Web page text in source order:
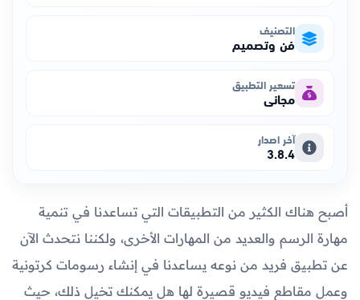
التصنيف
فن وتصميم
تسعير التطبيق
مجاني
آخر اصدار
3.8.4
أصبح هناك الكثير من التطبيقات التي تساعدنا في تنمية
مهارة الرسم والعديد من المهارات الأخرى، ولكننا نتحدث الآن
عن تطبيق فريد من نوعه يساعدنا في إنشاء رسومات كرتونية
وعمل مقاطع فيديو قصيرة لها هل يمكنك تخيل ذلك، حيث